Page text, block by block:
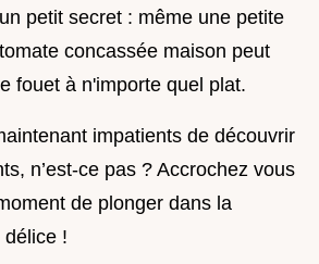
petit secret : même une petite
concassée maison peut
fouet à n'importe quel plat.
impatients de découvrir
n’est-ce pas ? Accrochez vous
de plonger dans la
délice !